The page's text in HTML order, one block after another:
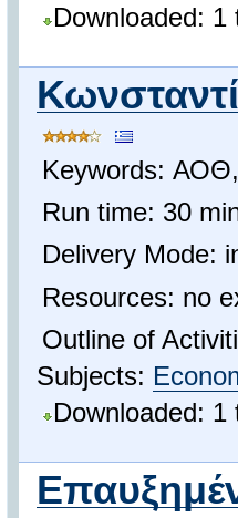
Downloaded: 1
Keywords: ΑΟΘ,
Run time: 30
Delivery Mode:
Resources: no
Outline of
Subjects:
Downloaded: 1